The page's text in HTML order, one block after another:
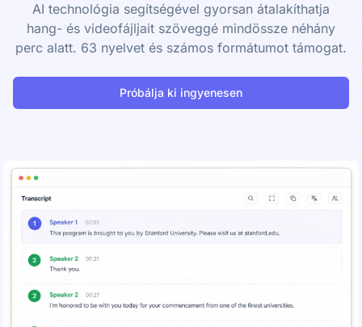
AI technológia segítségével gyorsan átalakíthatja
hang- és videofájljait szöveggé mindössze néhány
perc alatt. 63 nyelvet és számos formátumot támogat.
Próbálja ki ingyenesen